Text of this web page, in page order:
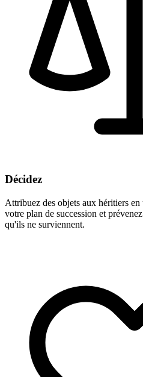
Décidez
Attribuez des objets aux héritiers
votre plan de succession et
qu'ils ne surviennent.